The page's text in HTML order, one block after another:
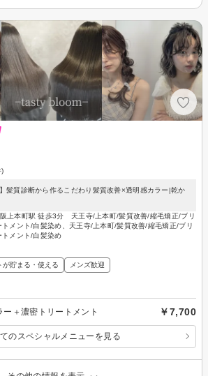
)
髪質診断から作るこだわり髪質改善×透明感カラー|乾か
上本町駅 徒歩3分 天王寺/上本町/髪質改善/縮毛矯正/ブリ
メント/白髪染め、天王寺/上本町/髪質改善/縮毛矯正/ブリ
メント/白髪染め
が貯まる・使える メンズ歓迎
ー＋濃密トリートメント ￥7,700
のスペシャルメニューを見る